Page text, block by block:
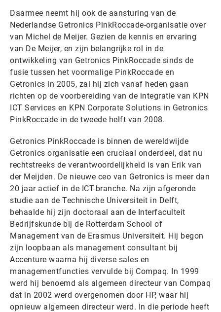
Daarmee neemt hij ook de aansturing van de
Nederlandse Getronics PinkRoccade-organisatie over
van Michel de Meijer. Gezien de kennis en ervaring
van De Meijer, en zijn belangrijke rol in de
ontwikkeling van Getronics PinkRoccade sinds de
fusie tussen het voormalige PinkRoccade en
Getronics in 2005, zal hij zich vanaf heden gaan
richten op de voorbereiding van de integratie van KPN
ICT Services en KPN Corporate Solutions in Getronics
PinkRoccade in de tweede helft van 2008.
Getronics PinkRoccade is binnen de wereldwijde
Getronics organisatie een cruciaal onderdeel, dat nu
rechtstreeks de verantwoordelijkheid is van Erik van
der Meijden. De nieuwe ceo van Getronics is meer dan
20 jaar actief in de ICT-branche. Na zijn afgeronde
studie aan de Technische Universiteit in Delft,
behaalde hij zijn doctoraal aan de Interfaculteit
Bedrijfskunde bij de Rotterdam School of
Management van de Erasmus Universiteit. Hij begon
zijn loopbaan als management consultant bij
Accenture waarna hij diverse sales en
managementfuncties vervulde bij Compaq. In 1999
werd hij benoemd als algemeen directeur van Compaq
dat in 2002 werd overgenomen door HP, waar hij
opnieuw algemeen directeur werd. In die periode heeft